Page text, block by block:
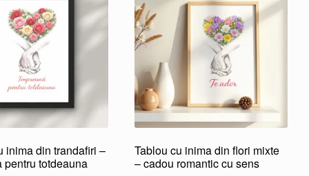
variații.
Opțiunile
pot
fi
alese
în
pagina
produsului.
inima din trandafiri –
pentru totdeauna
Tablou cu inima din flori mixte
– cadou romantic cu sens